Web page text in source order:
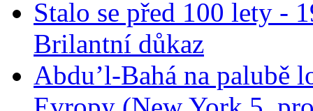
Stalo se před 100 lety -
Brilantní důkaz
Abdu’l-Bahá na palubě